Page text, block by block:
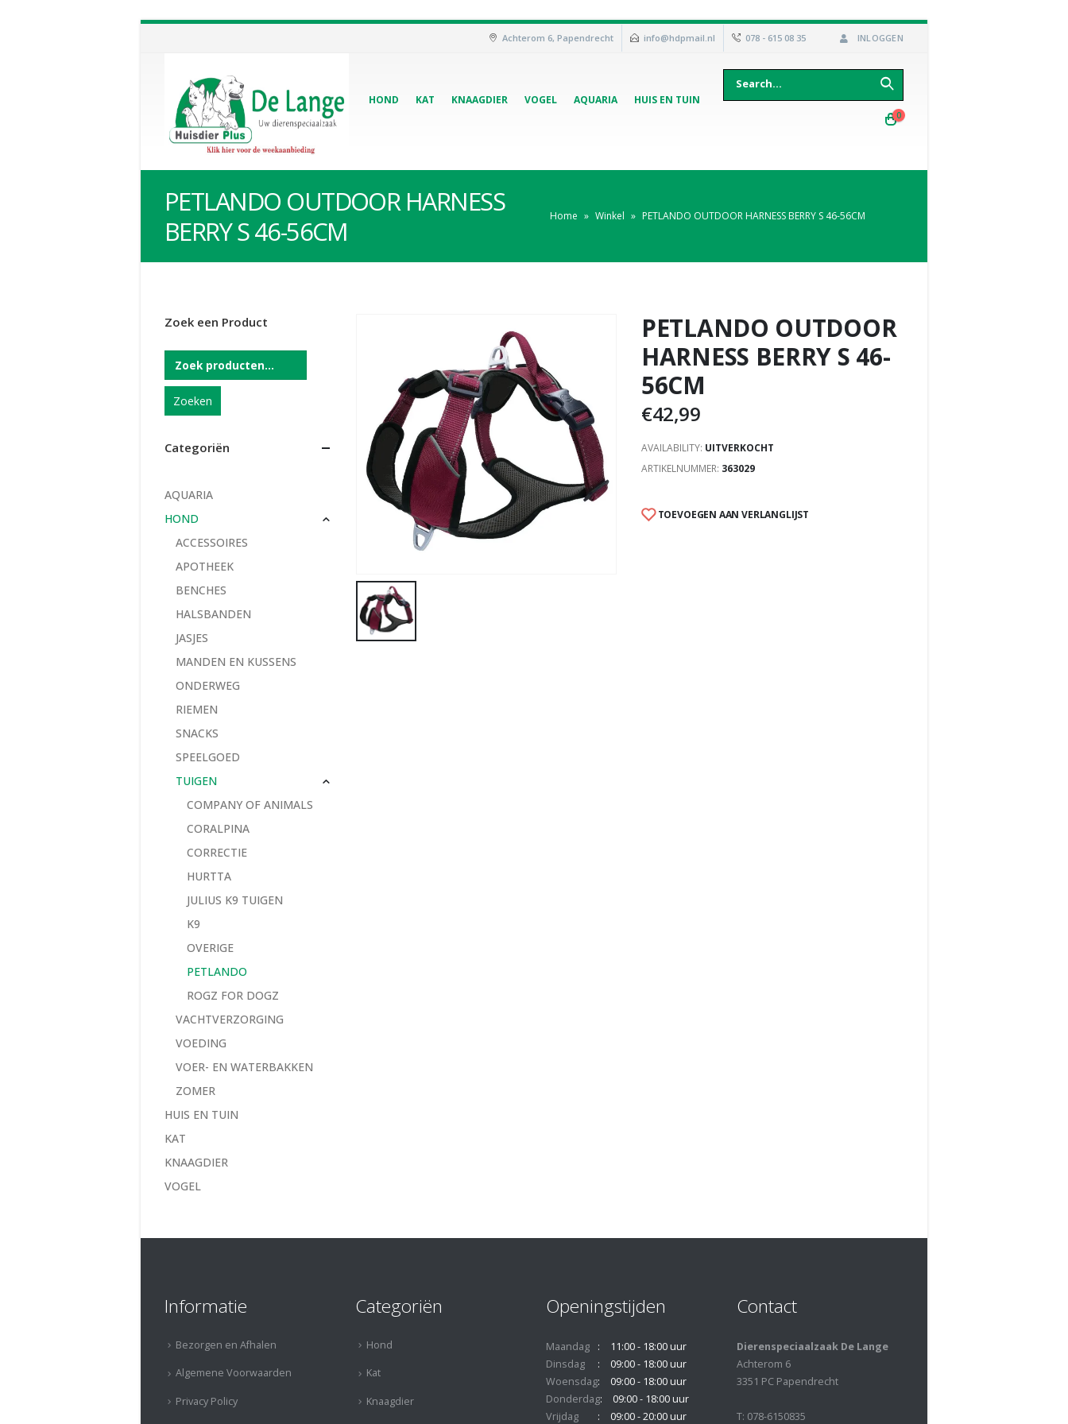
Achterom 6, Papendrecht info@hdpmail.nl 078 - 615 08 35 INLOGGEN
HOND KAT KNAAGDIER VOGEL AQUARIA HUIS EN TUIN
0
PETLANDO OUTDOOR HARNESS
BERRY S 46-56CM
Home » Winkel » PETLANDO OUTDOOR HARNESS BERRY S 46-56CM
PETLANDO OUTDOOR
HARNESS BERRY S 46-
56CM
€42,99
AVAILABILITY: UITVERKOCHT
ARTIKELNUMMER: 363029
TOEVOEGEN AAN VERLANGLIJST
Zoek een Product
Zoeken
Categoriën
AQUARIA
HOND
ACCESSOIRES
APOTHEEK
BENCHES
HALSBANDEN
JASJES
MANDEN EN KUSSENS
ONDERWEG
RIEMEN
SNACKS
SPEELGOED
TUIGEN
COMPANY OF ANIMALS
CORALPINA
CORRECTIE
HURTTA
JULIUS K9 TUIGEN
K9
OVERIGE
PETLANDO
ROGZ FOR DOGZ
VACHTVERZORGING
VOEDING
VOER- EN WATERBAKKEN
ZOMER
HUIS EN TUIN
KAT
KNAAGDIER
VOGEL
Informatie
Bezorgen en Afhalen
Algemene Voorwaarden
Privacy Policy
Categoriën
Hond
Kat
Knaagdier
Openingstijden
Maandag
11:00 - 18:00 uur
Dinsdag
09:00 - 18:00 uur
Woensdag
09:00 - 18:00 uur
Donderdag
09:00 - 18:00 uur
Vrijdag
09:00 - 20:00 uur
Contact
Dierenspeciaalzaak De Lange
Achterom 6
3351 PC Papendrecht
T: 078-6150835